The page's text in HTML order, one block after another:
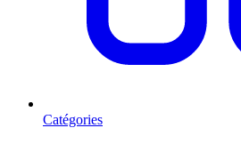
Catégories